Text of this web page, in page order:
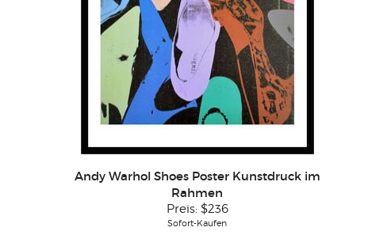
Andy Warhol Shoes Poster Kunstdruck im
Rahmen
Preis: $236
Sofort-Kaufen